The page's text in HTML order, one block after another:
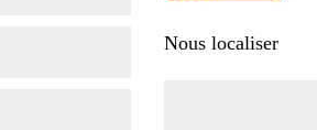
Nous localiser